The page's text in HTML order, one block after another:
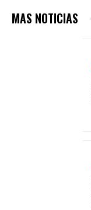
MAS NOTICIAS